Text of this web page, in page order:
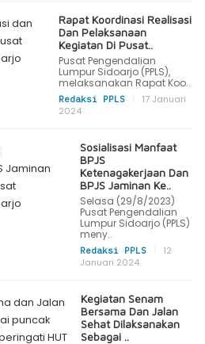
Rapat Koordinasi Realisasi
Dan Pelaksanaan
Kegiatan Di Pusat..
Pusat Pengendalian
Lumpur Sidoarjo (PPLS),
melaksanakan Rapat Koo..
Redaksi PPLS
17 Januari
2024
Sosialisasi Manfaat
BPJS
Ketenagakerjaan Dan
BPJS Jaminan Ke..
Selasa (29/8/2023)
Pusat Pengendalian
Lumpur Sidoarjo (PPLS)
meny..
Redaksi PPLS
12
Januari 2024
Kegiatan Senam
Bersama Dan Jalan
Sehat Dilaksanakan
Sebagai ..